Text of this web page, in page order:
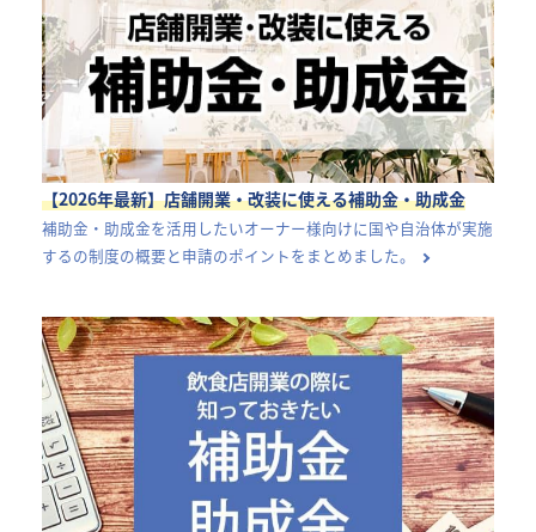
【2026年最新】店舗開業・改装に使える補助金・助成金
補助金・助成金を活用したいオーナー様向けに国や自治体が実施
するの制度の概要と申請のポイントをまとめました。